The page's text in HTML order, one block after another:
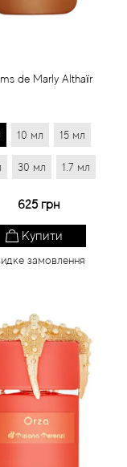
de Marly Althaïr
10 мл 15 мл
30 мл 1.7 мл
625 грн
Купити
замовлення